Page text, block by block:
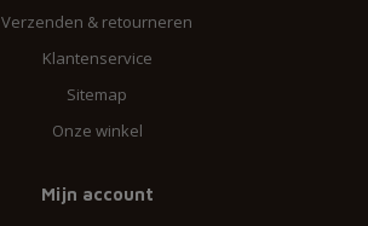
Verzenden & retourneren
Klantenservice
Sitemap
Onze winkel
Mijn account